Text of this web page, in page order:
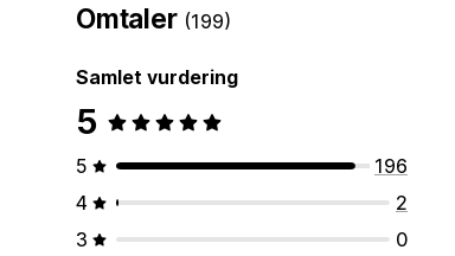
Omtaler (199)
Samlet vurdering
5
5
196
4
2
3
0